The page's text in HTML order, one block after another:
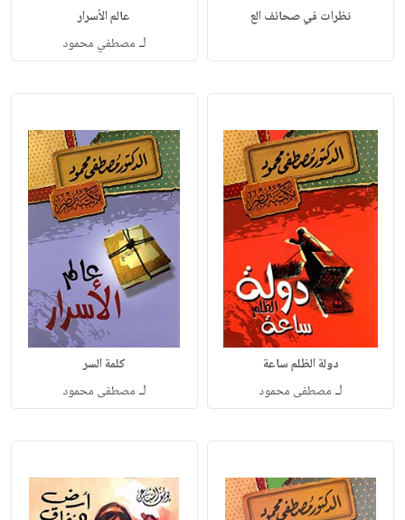
نظرات في صحائف الع عالم الأسرار
لـ مصطفي محمود
دولة الظلم ساعة
لـ مصطفى محمود
كلمة السر
لـ مصطفى محمود